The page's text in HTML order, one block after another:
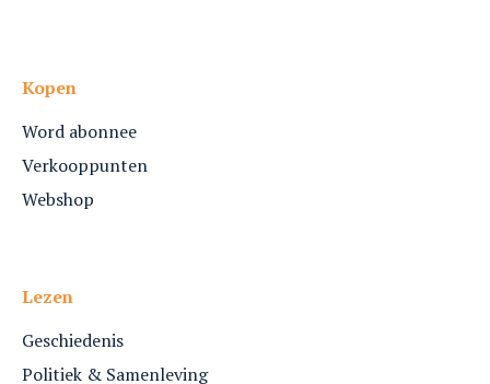
Kopen
Word abonnee
Verkooppunten
Webshop
Lezen
Geschiedenis
Politiek & Samenleving